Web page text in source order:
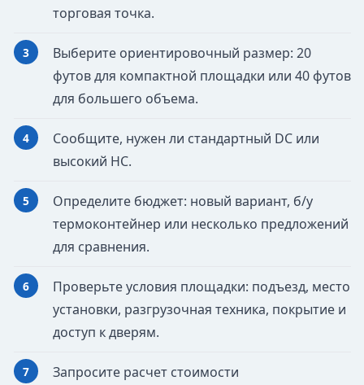
торговая точка.
Выберите ориентировочный размер: 20
футов для компактной площадки или 40 футов
для большего объема.
Сообщите, нужен ли стандартный DC или
высокий HC.
Определите бюджет: новый вариант, б/у
термоконтейнер или несколько предложений
для сравнения.
Проверьте условия площадки: подъезд, место
установки, разгрузочная техника, покрытие и
доступ к дверям.
Запросите расчет стоимости